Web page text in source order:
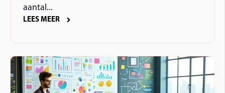
aantal...
LEES MEER